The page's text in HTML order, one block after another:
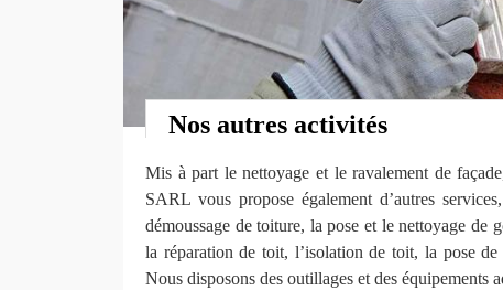
Nos autres activités
Mis à part le nettoyage et le ravalement de
SARL vous propose également d’autres
démoussage de toiture, la pose et le nettoyage de
la réparation de toit, l’isolation de toit, la pose de
Nous disposons des outillages et des équipements